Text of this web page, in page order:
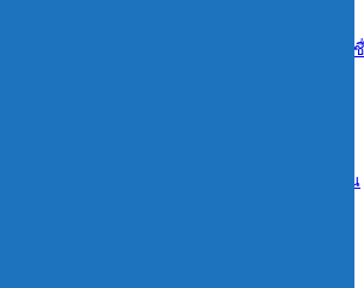
กระดับ Work-based Learning ปั้น Future Talent เ
เยาวชนสู่เวทีวิชาการประกันภัย มอบทุนสนับสนุน